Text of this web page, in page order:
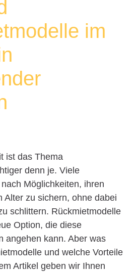
im
ist das Thema
denn je. Viele
Möglichkeiten, ihren
Alter zu sichern, ohne dabei
schlittern. Rückmietmodelle
Option, die diese
angehen kann. Aber was
und welche Vorteile
Artikel geben wir Ihnen